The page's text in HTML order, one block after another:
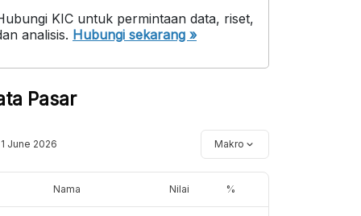
KIC untuk permintaan data, riset,
analisis. Hubungi sekarang »
Pasar
June 2026 Makro
Nama Nilai %